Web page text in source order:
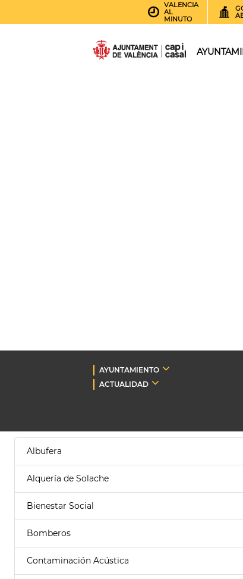
VALENCIA
AL
MINUTO
AYUNTAMIENTO
ACTUALIDAD
Albufera
Alquería de Solache
Bienestar Social
Bomberos
Contaminación Acústica